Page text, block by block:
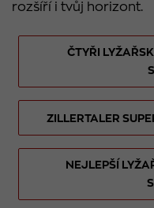
rozšíří i tvůj horizont.
ČTYŘI
ZILLERTALER
NEJLEPŠÍ